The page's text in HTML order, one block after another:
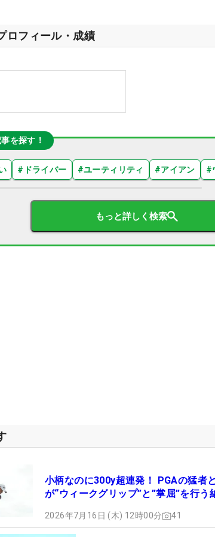
ロフィール・成績
を探す！
# ドライバー #ユーティリティ #アイアン #
もっと詳しく検索
小柄なのに300y超連発！ PGAの猛者
が“ウィークグリップ”と”掌屈”を行う
2026年7月16日 (木) 12時00分 41